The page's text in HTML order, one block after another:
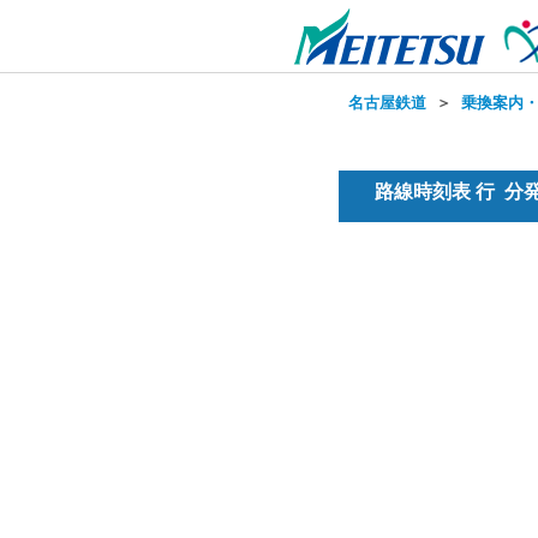
名古屋鉄道 ＞ 乗換案内
路線時刻表 行 分